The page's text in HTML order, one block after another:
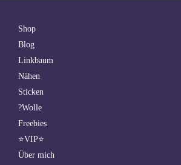
Shop
Blog
Linkbaum
Nähen
Sticken
?Wolle
Freebies
⭐VIP⭐
Über mich